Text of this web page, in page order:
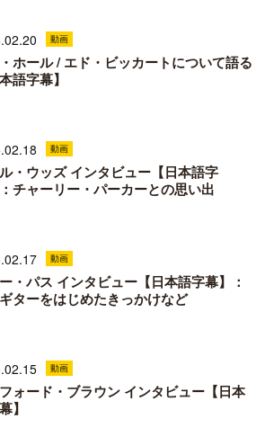
動画
ホール / エド・ビッカートについて語る
語字幕】
動画
・ウッズ インタビュー【日本語字
チャーリー・パーカーとの思い出
動画
・パス インタビュー【日本語字幕】：
ターをはじめたきっかけなど
動画
ォード・ブラウン インタビュー【日本
】